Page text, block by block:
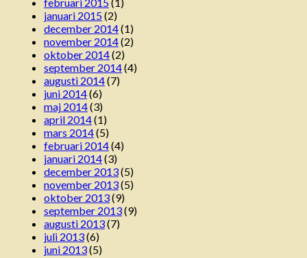
januari 2015(2)
december 2014(1)
november 2014(2)
oktober 2014(2)
september 2014(4)
augusti 2014(7)
juni 2014(6)
maj 2014(3)
april 2014(1)
mars 2014(5)
februari 2014(4)
januari 2014(3)
december 2013(5)
november 2013(5)
oktober 2013(9)
september 2013(9)
augusti 2013(7)
juli 2013(6)
juni 2013(5)